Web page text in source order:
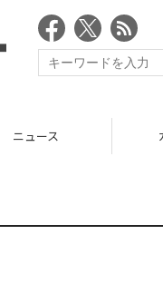
ニュース